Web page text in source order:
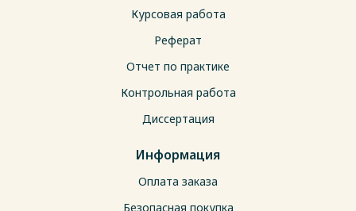
Курсовая работа
Реферат
Отчет по практике
Контрольная работа
Диссертация
Информация
Оплата заказа
Безопасная покупка